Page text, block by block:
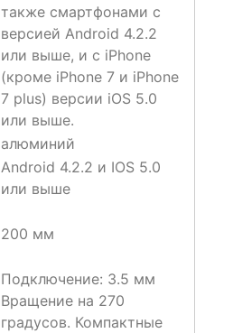
также смартфонами с
версией Android 4.2.2
или выше, и с iPhone
(кроме iPhone 7 и iPhone
7 plus) версии iOS 5.0
или выше.
алюминий
Android 4.2.2 и IOS 5.0
или выше
200 мм
Подключение: 3.5 мм
Вращение на 270
градусов. Компактные